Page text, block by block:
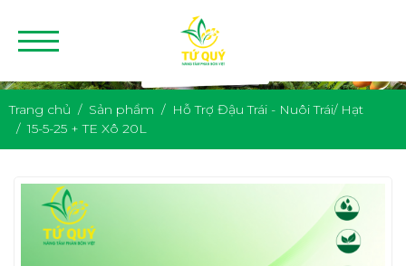
Trang chủ Sản phẩm
Hỗ Trợ Đậu Trái - Nuôi Trái/ Hạt
15-5-25 + TE Xô 20L